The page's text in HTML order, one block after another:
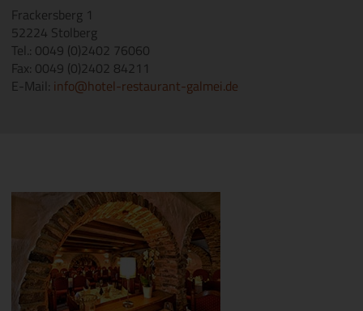
Frackersberg 1
52224 Stolberg
Tel.: 0049 (0)2402 76060
Fax: 0049 (0)2402 84211
E-Mail: info@hotel-restaurant-galmei.de